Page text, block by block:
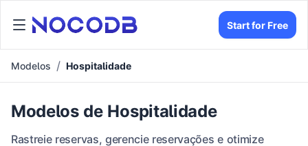
Start for Free
Modelos Hospitalidade
Modelos de Hospitalidade
Rastreie reservas, gerencie reservações e otimize